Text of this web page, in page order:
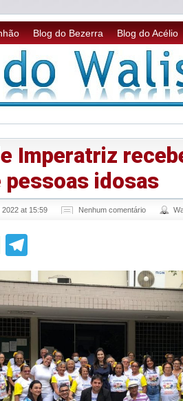
Blog do Bezerra Blog do Acélio
Imperatriz
pessoas idosas
at 15:59 Nenhum comentário
WhatsApp